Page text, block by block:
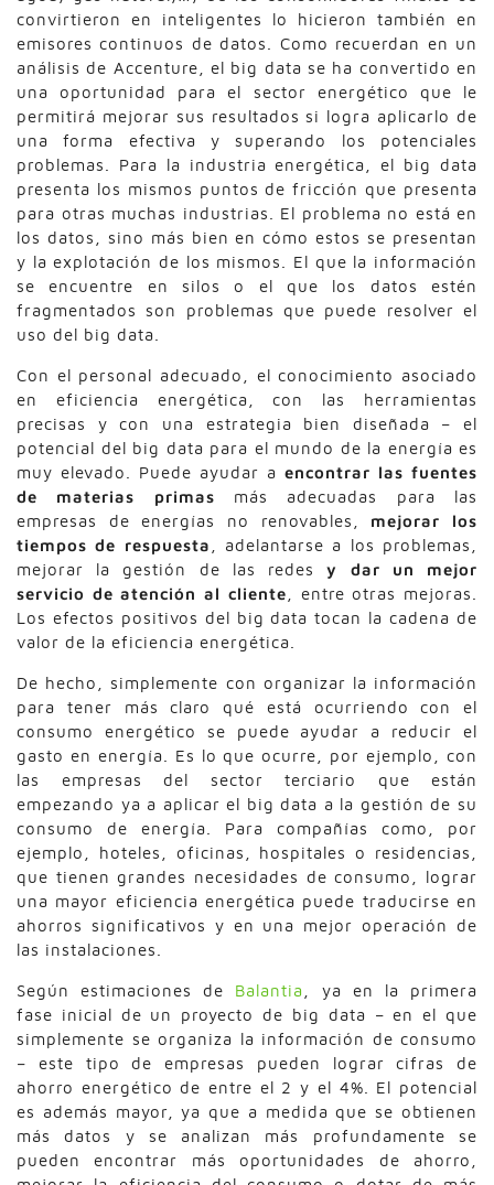
convirtieron en inteligentes lo hicieron también en
emisores continuos de datos. Como recuerdan en un
análisis de Accenture, el big data se ha convertido en
una oportunidad para el sector energético que le
permitirá mejorar sus resultados si logra aplicarlo de
una forma efectiva y superando los potenciales
problemas. Para la industria energética, el big data
presenta los mismos puntos de fricción que presenta
para otras muchas industrias. El problema no está en
los datos, sino más bien en cómo estos se presentan
y la explotación de los mismos. El que la información
se encuentre en silos o el que los datos estén
fragmentados son problemas que puede resolver el
uso del big data.
Con el personal adecuado, el conocimiento asociado
en eficiencia energética, con las herramientas
precisas y con una estrategia bien diseñada – el
potencial del big data para el mundo de la energía es
muy elevado. Puede ayudar a encontrar las fuentes
de materias primas más adecuadas para las
empresas de energías no renovables, mejorar los
tiempos de respuesta , adelantarse a los problemas,
mejorar la gestión de las redesy dar un mejor
servicio de atención al cliente , entre otras mejoras.
Los efectos positivos del big data tocan la cadena de
valor de la eficiencia energética.
De hecho, simplemente con organizar la información
para tener más claro qué está ocurriendo con el
consumo energético se puede ayudar a reducir el
gasto en energía. Es lo que ocurre, por ejemplo, con
las empresas del sector terciario que están
empezando ya a aplicar el big data a la gestión de su
consumo de energía. Para compañías como, por
ejemplo, hoteles, oficinas, hospitales o residencias,
que tienen grandes necesidades de consumo, lograr
una mayor eficiencia energética puede traducirse en
ahorros significativos y en una mejor operación de
las instalaciones.
Según estimaciones de Balantia , ya en la primera
fase inicial de un proyecto de big data – en el que
simplemente se organiza la información de consumo
– este tipo de empresas pueden lograr cifras de
ahorro energético de entre el 2 y el 4%. El potencial
es además mayor, ya que a medida que se obtienen
más datos y se analizan más profundamente se
pueden encontrar más oportunidades de ahorro,